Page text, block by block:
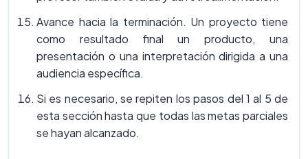
Avance hacia la terminación. Un proyecto tiene
como resultado final un producto, una
presentación o una interpretación dirigida a una
audiencia específica.
Si es necesario, se repiten los pasos del 1 al 5 de
esta sección hasta que todas las metas parciales
se hayan alcanzado.